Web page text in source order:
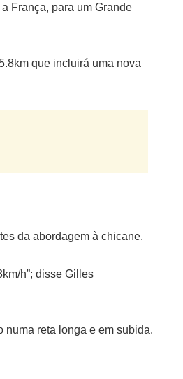
França, para um Grande
que incluirá uma nova
da abordagem à chicane.
h”; disse Gilles
numa reta longa e em subida.